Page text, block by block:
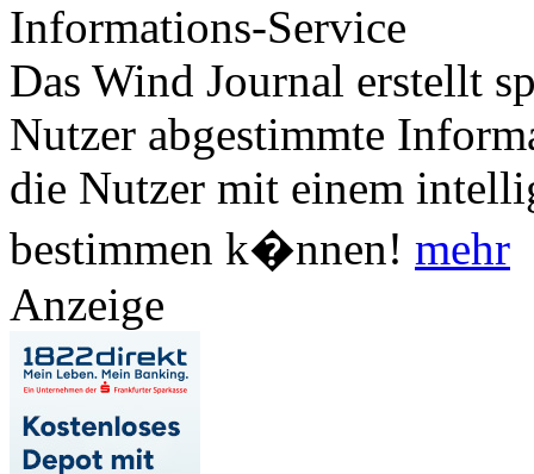
Informations-Service
Das Wind Journal erstellt
Nutzer abgestimmte
die Nutzer mit einem
bestimmen k�nnen! mehr
Anzeige